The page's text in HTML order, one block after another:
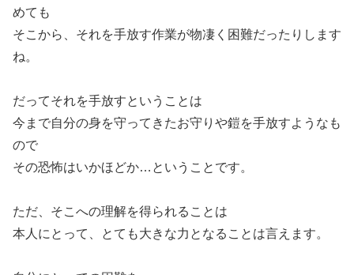
めても
そこから、それを手放す作業が物凄く困難だったりします
ね。
だってそれを手放すということは
今まで自分の身を守ってきたお守りや鎧を手放すようなも
ので
その恐怖はいかほどか…ということです。
ただ、そこへの理解を得られることは
本人にとって、とても大きな力となることは言えます。